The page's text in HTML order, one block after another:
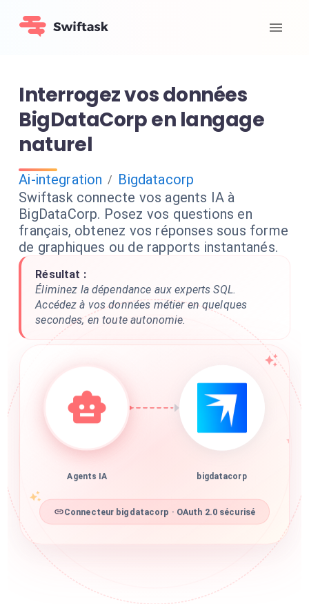
Interrogez vos données
BigDataCorp en langage
naturel
Ai-integration / Bigdatacorp
Swiftask connecte vos agents IA à
BigDataCorp. Posez vos questions en
français, obtenez vos réponses sous forme
de graphiques ou de rapports instantanés.
Résultat :
Éliminez la dépendance aux experts SQL.
Accédez à vos données métier en quelques
secondes, en toute autonomie.
Agents IA bigdatacorp
Connecteur bigdatacorp · OAuth 2.0 sécurisé